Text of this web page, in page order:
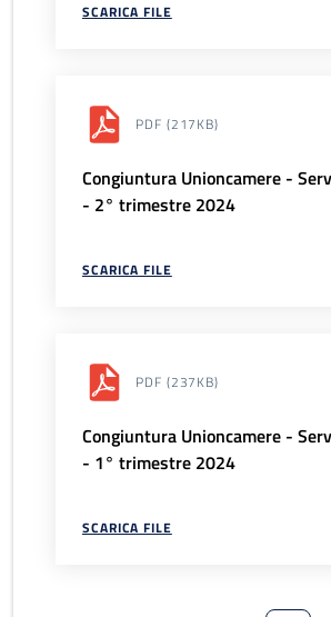
SCARICA FILE
PDF (217KB)
Congiuntura Unioncamere -
- 2° trimestre 2024
SCARICA FILE
PDF (237KB)
Congiuntura Unioncamere -
- 1° trimestre 2024
SCARICA FILE